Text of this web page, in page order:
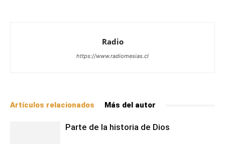
Radio
https://www.radiomesias.cl
Artículos relacionados Más del autor
Parte de la historia de Dios